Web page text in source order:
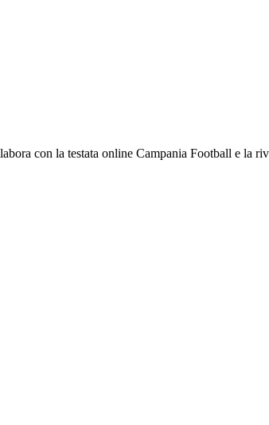
con la testata online Campania Football e la